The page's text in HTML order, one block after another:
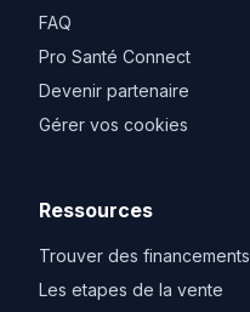
FAQ
Pro Santé Connect
Devenir partenaire
Gérer vos cookies
Ressources
Trouver des financements
Les etapes de la vente